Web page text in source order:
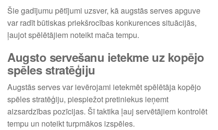
Šie gadījumu pētījumi uzsver, kā augstās serves apguve
var radīt būtiskas priekšrocības konkurences situācijās,
ļaujot spēlētājiem noteikt mača tempu.
Augsto servešanu ietekme uz kopējo
spēles stratēģiju
Augstās serves var ievērojami ietekmēt spēlētāja kopējo
spēles stratēģiju, piespiežot pretiniekus ieņemt
aizsardzības pozīcijas. Šī taktika ļauj servētājiem kontrolēt
tempu un noteikt turpmākos izspēles.